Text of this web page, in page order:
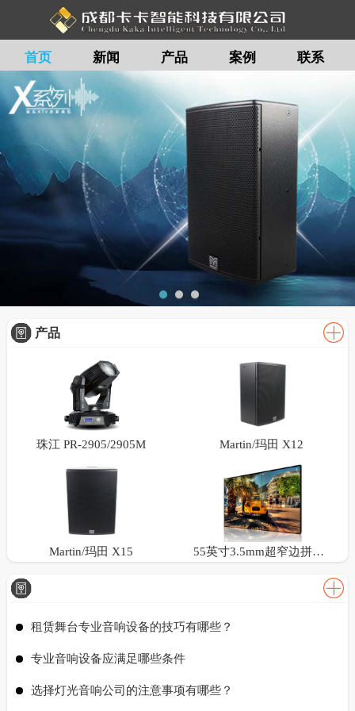
首页 新闻 产品 案例 联系
留言
产品
珠江 PR-2905/2905M Martin/玛田 X12
Martin/玛田 X15 55英寸3.5mm超窄边拼接屏
租赁舞台专业音响设备的技巧有哪些？
专业音响设备应满足哪些条件
选择灯光音响公司的注意事项有哪些？